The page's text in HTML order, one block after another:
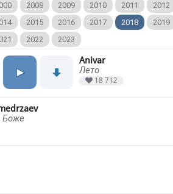
2008 2009 2010 2011 2012
2015 2016 2017 2018 2019
2022 2023
Anivar
Лето
18 712
Боже